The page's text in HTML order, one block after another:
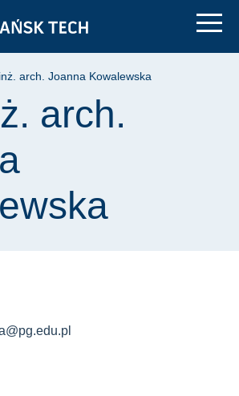
arch.
arch. Joanna Kowalewska
arch.